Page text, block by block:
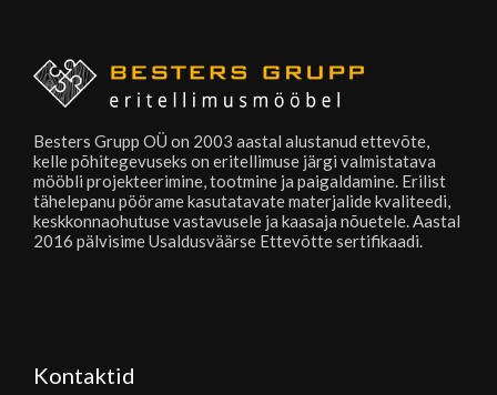
Besters Grupp OÜ on 2003 aastal alustanud ettevõte,
kelle põhitegevuseks on eritellimuse järgi valmistatava
mööbli projekteerimine, tootmine ja paigaldamine. Erilist
tähelepanu pöörame kasutatavate materjalide kvaliteedi,
keskkonnaohutuse vastavusele ja kaasaja nõuetele. Aastal
2016 pälvisime Usaldusväärse Ettevõtte sertifikaadi.
Kontaktid